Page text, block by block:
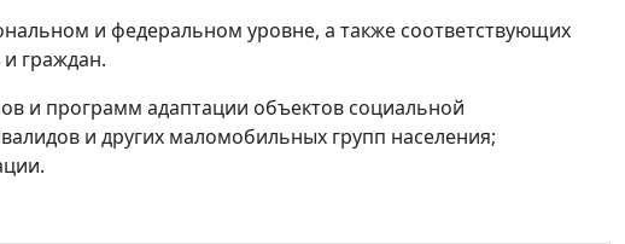
и федеральном уровне, а также соответствующих
граждан.
и программ адаптации объектов социальной
и других маломобильных групп населения;